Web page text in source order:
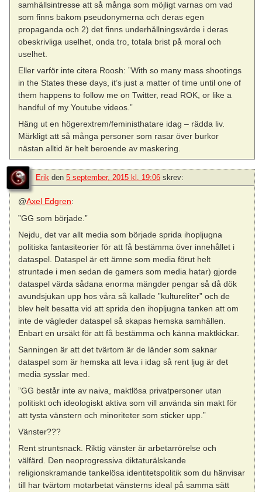
samhällsintresse att så många som möjligt varnas om vad
som finns bakom pseudonymerna och deras egen
propaganda och 2) det finns underhållningsvärde i deras
obeskrivliga uselhet, onda tro, totala brist på moral och
uselhet.
Eller varför inte citera Roosh: ”With so many mass shootings
in the States these days, it’s just a matter of time until one of
them happens to follow me on Twitter, read ROK, or like a
handful of my Youtube videos.”
Häng ut en högerextrem/feministhatare idag – rädda liv.
Märkligt att så många personer som rasar över burkor
nästan alltid är helt beroende av maskering.
Erik den 5 september, 2015 kl. 19:06 skrev:
@Axel Edgren:
”GG som började.”
Nejdu, det var allt media som började sprida ihopljugna
politiska fantasiteorier för att få bestämma över innehållet i
dataspel. Dataspel är ett ämne som media förut helt
struntade i men sedan de gamers som media hatar) gjorde
dataspel värda sådana enorma mängder pengar så då dök
avundsjukan upp hos våra så kallade ”kultureliter” och de
blev helt besatta vid att sprida den ihopljugna tanken att om
inte de vägleder dataspel så skapas hemska samhällen.
Enbart en ursäkt för att få bestämma och känna maktkickar.
Sanningen är att det tvärtom är de länder som saknar
dataspel som är hemska att leva i idag så rent ljug är det
media sysslar med.
”GG består inte av naiva, maktlösa privatpersoner utan
politiskt och ideologiskt aktiva som vill använda sin makt för
att tysta vänstern och minoriteter som sticker upp.”
Vänster???
Rent struntsnack. Riktig vänster är arbetarrörelse och
välfärd. Den neoprogressiva diktaturälskande
religionskramande tankelösa identitetspolitik som du hänvisar
till har tvärtom motarbetat vänsterns ideal på samma sätt